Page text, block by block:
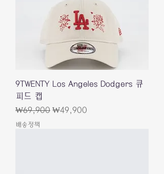
9TWENTY Los Angeles Dodgers 큐
피드 캡
一般價格
₩69,900 促銷價格
₩49,900
배송정책